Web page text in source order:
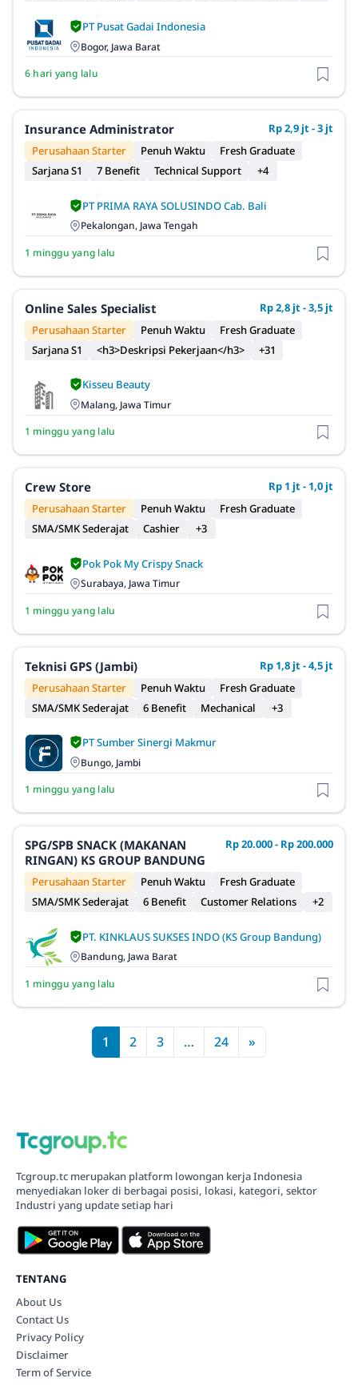
PT Pusat Gadai Indonesia
Bogor, Jawa Barat
6 hari yang lalu
Insurance Administrator
Rp 2,9 jt - 3 jt
Perusahaan Starter
Penuh Waktu
Fresh Graduate
Sarjana S1
7 Benefit Technical Support +4
PT PRIMA RAYA SOLUSINDO Cab. Bali
Pekalongan, Jawa Tengah
1 minggu yang lalu
Online Sales Specialist
Rp 2,8 jt - 3,5 jt
Perusahaan Starter
Penuh Waktu
Fresh Graduate
Sarjana S1
<h3>Deskripsi Pekerjaan</h3> +31
Kisseu Beauty
Malang, Jawa Timur
1 minggu yang lalu
Crew Store
Rp 1 jt - 1,0 jt
Perusahaan Starter
Penuh Waktu
Fresh Graduate
SMA/SMK Sederajat
Cashier +3
Pok Pok My Crispy Snack
Surabaya, Jawa Timur
1 minggu yang lalu
Teknisi GPS (Jambi)
Rp 1,8 jt - 4,5 jt
Perusahaan Starter
Penuh Waktu
Fresh Graduate
SMA/SMK Sederajat
6 Benefit Mechanical +3
PT Sumber Sinergi Makmur
Bungo, Jambi
1 minggu yang lalu
SPG/SPB SNACK (MAKANAN
RINGAN) KS GROUP BANDUNG
Rp 20.000 - Rp 200.000
Perusahaan Starter Penuh Waktu
Fresh Graduate
SMA/SMK Sederajat
6 Benefit Customer Relations +2
PT. KINKLAUS SUKSES INDO (KS Group Bandung)
Bandung, Jawa Barat
1 minggu yang lalu
1 2 3 … 24 »
Tcgroup.tc merupakan platform lowongan kerja Indonesia
menyediakan loker di berbagai posisi, lokasi, kategori, sektor
Industri yang update setiap hari
TENTANG
About Us
Contact Us
Privacy Policy
Disclaimer
Term of Service